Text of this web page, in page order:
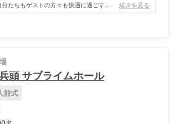
会場が大きいため、自分たちもゲストの方々も快適に過ごすことが出来たと思います。 続きを見る
頭 サブライムホール
前式